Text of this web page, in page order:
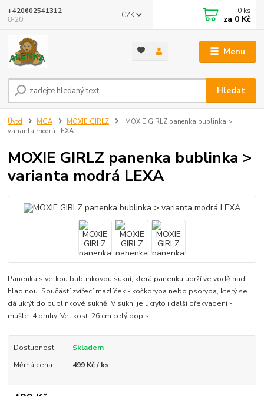
Menu
CZK
Hledat
+420602541312
8-20
0 ks
za 0 Kč
Úvod MGA MOXIE GIRLZ
MOXIE GIRLZ panenka bublinka >
varianta modrá LEXA
MOXIE GIRLZ panenka bublinka >
varianta modrá LEXA
Panenka s velkou bublinkovou sukní, která panenku udrží ve vodě nad
hladinou. Součástí zvířecí mazlíček - kočkoryba nebo psoryba, který se
dá ukrýt do bublinkové sukně. V sukni je ukryto i další překvapení -
mušle. 4 druhy. Velikost: 26 cm celý popis
Dostupnost
Skladem
Měrná cena
499 Kč / ks